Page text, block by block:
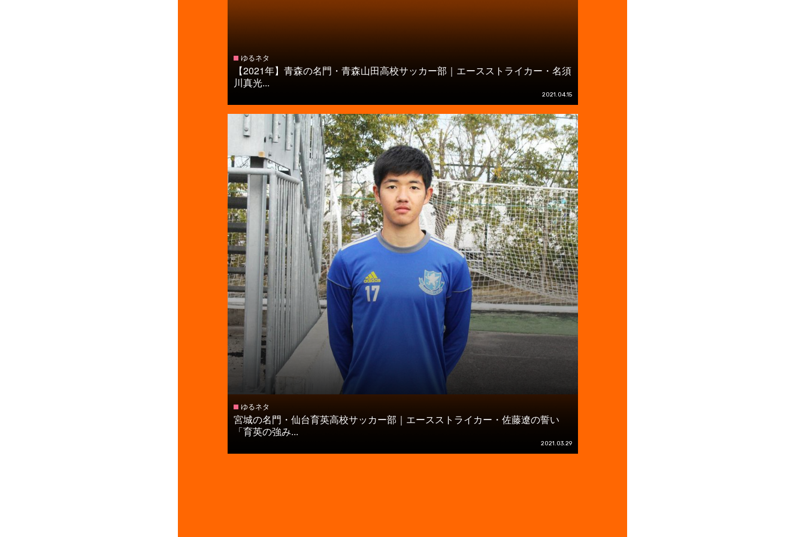
ゆるネタ
【2021年】青森の名門・青森山田高校サッカー部｜エースストライカー・名須
川真光...
2021.04.15
ゆるネタ
宮城の名門・仙台育英高校サッカー部｜エースストライカー・佐藤遼の誓い
「育英の強み...
2021.03.29